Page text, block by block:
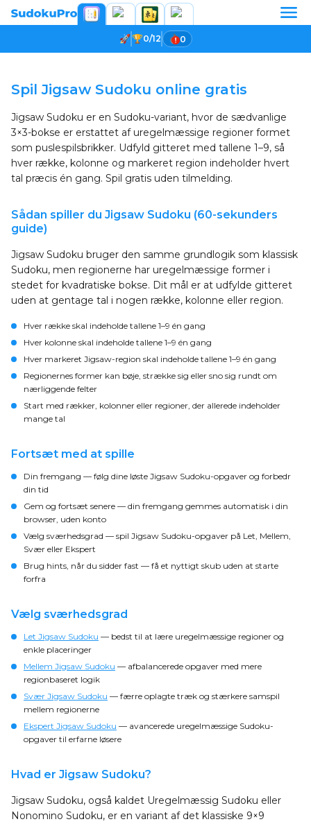
0/12 0
Spil Jigsaw Sudoku online gratis
Jigsaw Sudoku er en Sudoku-variant, hvor de sædvanlige
3×3-bokse er erstattet af uregelmæssige regioner formet
som puslespilsbrikker. Udfyld gitteret med tallene 1–9, så
hver række, kolonne og markeret region indeholder hvert
tal præcis én gang. Spil gratis uden tilmelding.
Sådan spiller du Jigsaw Sudoku (60-sekunders
guide)
Jigsaw Sudoku bruger den samme grundlogik som klassisk
Sudoku, men regionerne har uregelmæssige former i
stedet for kvadratiske bokse. Dit mål er at udfylde gitteret
uden at gentage tal i nogen række, kolonne eller region.
Hver række skal indeholde tallene 1–9 én gang
Hver kolonne skal indeholde tallene 1–9 én gang
Hver markeret Jigsaw-region skal indeholde tallene 1–9 én gang
Regionernes former kan bøje, strække sig eller sno sig rundt om
nærliggende felter
Start med rækker, kolonner eller regioner, der allerede indeholder
mange tal
Fortsæt med at spille
Din fremgang — følg dine løste Jigsaw Sudoku-opgaver og forbedr
din tid
Gem og fortsæt senere — din fremgang gemmes automatisk i din
browser, uden konto
Vælg sværhedsgrad — spil Jigsaw Sudoku-opgaver på Let, Mellem,
Svær eller Ekspert
Brug hints, når du sidder fast — få et nyttigt skub uden at starte
forfra
Vælg sværhedsgrad
Let Jigsaw Sudoku — bedst til at lære uregelmæssige regioner og
enkle placeringer
Mellem Jigsaw Sudoku — afbalancerede opgaver med mere
regionbaseret logik
Svær Jigsaw Sudoku — færre oplagte træk og stærkere samspil
mellem regionerne
Ekspert Jigsaw Sudoku — avancerede uregelmæssige Sudoku-
opgaver til erfarne løsere
Hvad er Jigsaw Sudoku?
Jigsaw Sudoku, også kaldet Uregelmæssig Sudoku eller
Nonomino Sudoku, er en variant af det klassiske 9×9